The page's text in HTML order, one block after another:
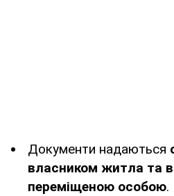
Документи надаються
власником житла та
переміщеною особою.